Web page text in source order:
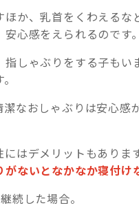
か、乳首をくわえるな
心感をえられるのです。
しゃぶりをする子もいま
なおしゃぶりは安心感
はデメリットもあります
がないとなかなか寝付け
続した場合。